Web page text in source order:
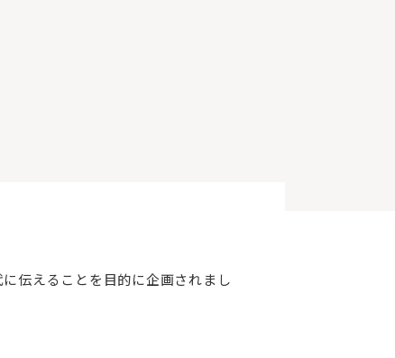
伝えることを目的に企画されまし